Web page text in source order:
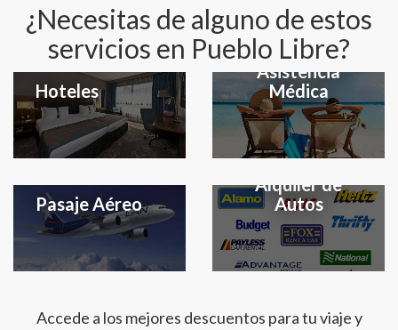
¿Necesitas de alguno de estos
servicios en Pueblo Libre?
Hoteles
Seguro y
Asistencia
Médica
Pasaje Aéreo
Alquiler de
Autos
Accede a los mejores descuentos para tu viaje y